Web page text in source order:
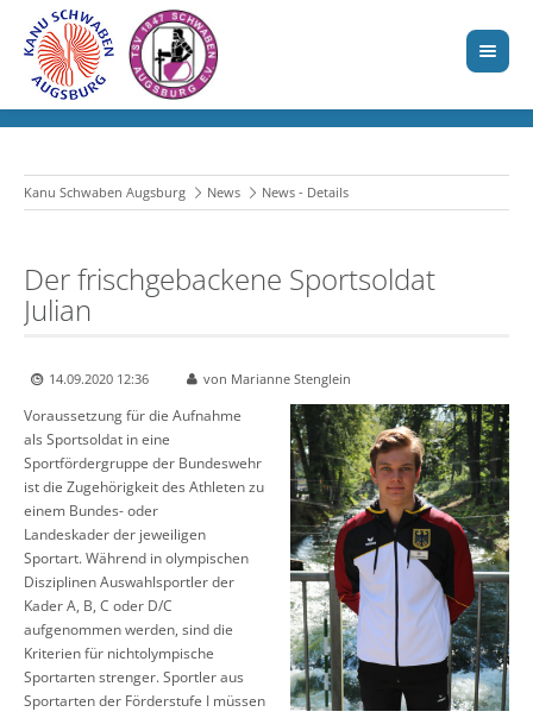
Kanu Schwaben Augsburg News News - Details
Der frischgebackene Sportsoldat
Julian
14.09.2020 12:36 von Marianne Stenglein
Voraussetzung für die Aufnahme
als Sportsoldat in eine
Sportfördergruppe der Bundeswehr
ist die Zugehörigkeit des Athleten zu
einem Bundes- oder
Landeskader der jeweiligen
Sportart. Während in olympischen
Disziplinen Auswahlsportler der
Kader A, B, C oder D/C
aufgenommen werden, sind die
Kriterien für nichtolympische
Sportarten strenger. Sportler aus
Sportarten der Förderstufe I müssen